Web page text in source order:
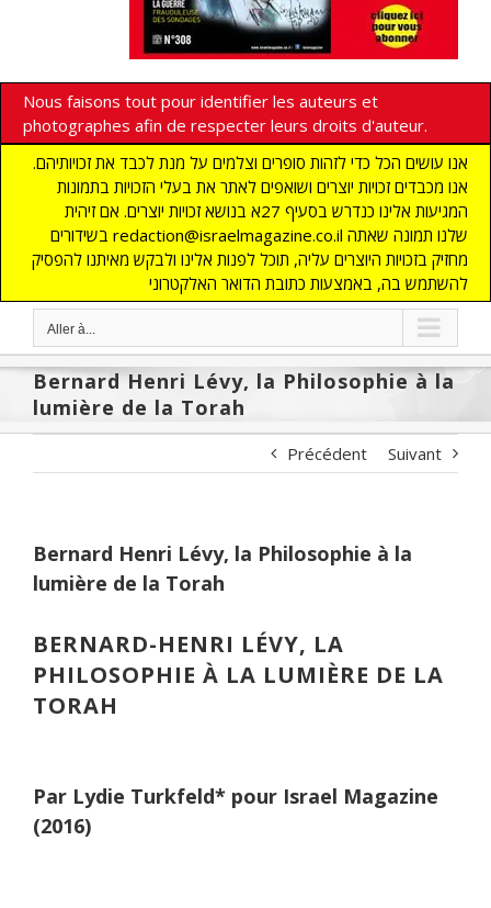
Nous faisons tout pour identifier les auteurs et
photographes afin de respecter leurs droits d'auteur.
אנו עושים הכל כדי לזהות סופרים וצלמים על מנת לכבד את זכויותיהם.
אנו מכבדים זכויות יוצרים ושואפים לאתר את בעלי הזכויות בתמונות
המגיעות אלינו כנדרש בסעיף 27א בנושא זכויות יוצרים. אם זיהית
בשידורים redaction@israelmagazine.co.il שלנו תמונה שאתה
מחזיק בזכויות היוצרים עליה, תוכל לפנות אלינו ולבקש מאיתנו להפסיק
להשתמש בה, באמצעות כתובת הדואר האלקטרוני
Aller à...
Bernard Henri Lévy, la Philosophie à la
lumière de la Torah
Précédent Suivant
Bernard Henri Lévy, la Philosophie à la
lumière de la Torah
BERNARD-HENRI LÉVY, LA
PHILOSOPHIE À LA LUMIÈRE DE LA
TORAH
Par Lydie Turkfeld* pour Israel Magazine
(2016)